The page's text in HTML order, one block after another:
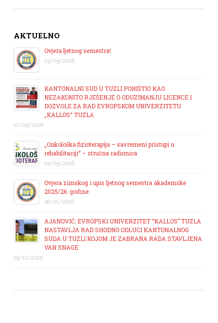
AKTUELNO
Ovjera ljetnog semestra!
25/05/2026
KANTONALNI SUD U TUZLI PONIŠTIO KAO
NEZAKONITO RJEŠENJE O ODUZIMANJU LICENCE I
DOZVOLE ZA RAD EVROPSKOM UNIVERZITETU
„KALLOS“ TUZLA
12/05/2026
„Onkološka fizioterapija – savremeni pristupi u
rehabilitaciji“ – stručna radionica
05/05/2026
Ovjera zimskog i upis ljetnog semestra akademske
2025/26. godine
06/01/2026
AJANOVIĆ: EVROPSKI UNIVERZITET “KALLOS” TUZLA
NASTAVLJA RAD SHODNO ODLUCI KANTONALNOG
SUDA U TUZLI KOJOM JE ZABRANA RADA STAVLJENA
VAN SNAGE
03/12/2025